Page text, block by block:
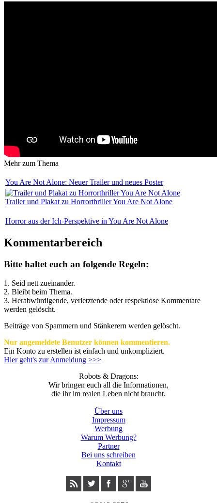
Mehr zum Thema
You Are Not Alone: Neuer Trailer und neues Poster
Trailer und Plakat zu Horrorthriller You Are Not Alone
Horror aus der Ich-Perspektive in You Are Not Alone
Kommentarbereich
Bitte haltet euch an folgende Regeln:
1. Seid nett zueinander.
2. Bleibt beim Thema.
3. Herabwürdigende, verletztende oder respektlose Kommentare
werden gelöscht.
Beiträge von Spammern und Stänkerern werden gelöscht.
Nur angemeldete Benutzer können kommentieren.
Ein Konto zu erstellen ist einfach und unkompliziert.
Hier geht's zur Anmeldung >>>
Robots & Dragons:
Wir bringen euch all die Informationen,
die ihr im realen Leben nicht braucht.
Über uns
Impressum
Werbung
Warum Werbung?
Partner
Bei uns schreiben
Kontakt